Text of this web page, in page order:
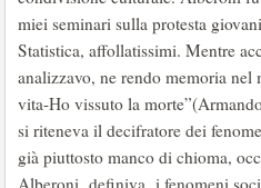
miei seminari sulla protesta
Statistica, affollatissimi. Mentre
analizzavo, ne rendo memoria
vita-Ho vissuto la
si riteneva il decifratore dei
già piuttosto manco di chioma,
Alberoni definiva i fenomeni